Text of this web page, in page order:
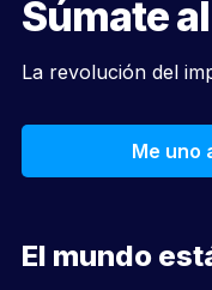
Súmate
La revolución del
Me uno
El mundo